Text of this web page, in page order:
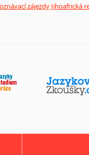
zájezdy Jihoafrická